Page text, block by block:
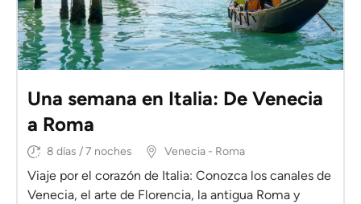
Una semana en Italia: De Venecia
a Roma
8 días / 7 noches Venecia - Roma
Viaje por el corazón de Italia: Conozca los canales de
Venecia, el arte de Florencia, la antigua Roma y